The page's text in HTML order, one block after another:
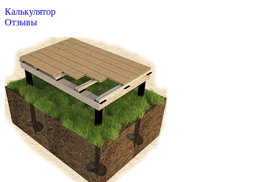
Калькулятор
Отзывы